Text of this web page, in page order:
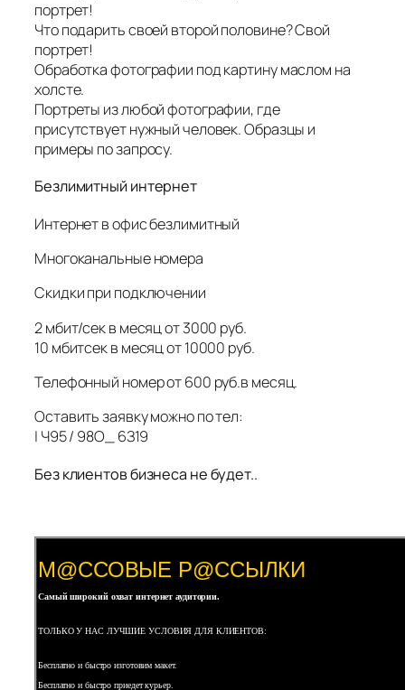
портрет!
Что подарить своей второй половине? Свой
портрет!
Обработка фотографии под картину маслом на
холсте.
Портреты из любой фотографии, где
присутствует нужный человек. Образцы и
примеры по запросу.
Безлимитный интернет
Интернет в офис безлимитный
Многоканальные номера
Скидки при пoдключении
2 мбит/сек в месяц от 3000 руб.
10 мбитсек в месяц от 10000 руб.
Телефонный номер от 600 руб.в месяц.
Оставить заявку можно по тел:
| Ч95 / 98О_ 6З19
Без клиeнтов бизнeса не будeт..
М@ССОВЫЕ Р@ССЫЛКИ
Самый широкий охват интернет аудитории.
ТОЛЬКО У НАС ЛУЧШИЕ УСЛОВИЯ ДЛЯ КЛИЕНТОВ:
Бесплатно и быстро изготовим макет.
Бесплатно и быстро приедет курьер.